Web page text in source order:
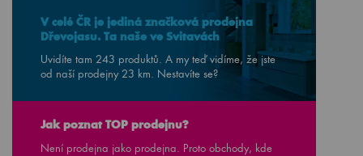
V celé ČR je jediná značková prodejna
Dřevojasu. Ta naše ve Svitavách
Uvidíte tam 243 produktů. A my teď vidíme, že jste
od naší prodejny 23 km. Nestavíte se?
Jak poznat TOP prodejnu?
Není prodejna jako prodejna. Proto obchody, kde